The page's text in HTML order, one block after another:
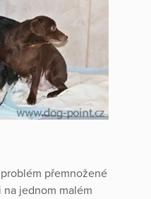
přemnožené
jednom malém